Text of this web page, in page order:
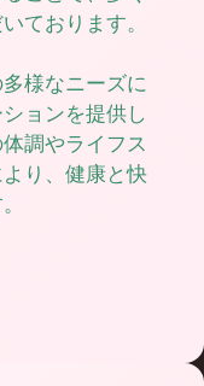
ております。
様なニーズに
ョンを提供し
調やライフス
り、健康と快